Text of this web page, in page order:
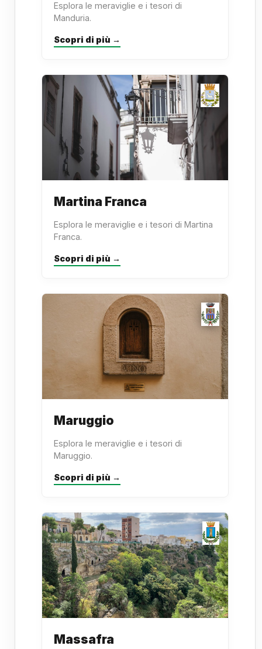
Esplora le meraviglie e i tesori di
Manduria.
Scopri di più →
Martina Franca
Esplora le meraviglie e i tesori di Martina
Franca.
Scopri di più →
Maruggio
Esplora le meraviglie e i tesori di
Maruggio.
Scopri di più →
Massafra